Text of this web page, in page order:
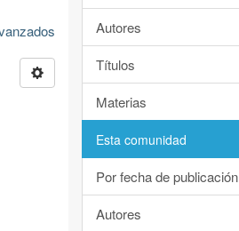
Autores
Títulos
Materias
Esta comunidad
Por fecha de publicación
Autores